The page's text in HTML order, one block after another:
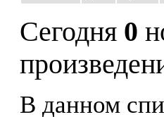
Сегодня 0
В данном